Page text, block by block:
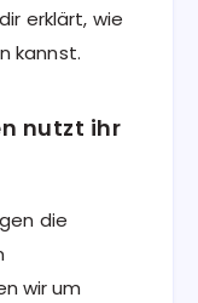
erklärt, wie
kannst.
nutzt ihr
die
wir um